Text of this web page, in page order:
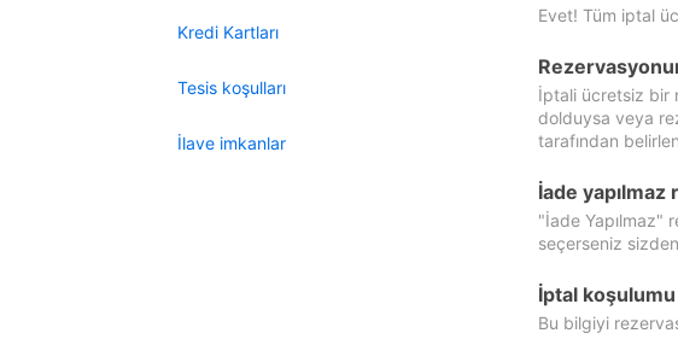
Kredi Kartları
Tesis koşulları
İlave imkanlar
Evet! Tüm iptal
İptali ücretsiz bir
dolduysa veya
tarafından
İade
"İade Yapılmaz"
seçerseniz
İptal
Bu bilgiyi